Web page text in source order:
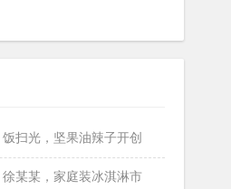
扫光，坚果油辣子开创
某某，家庭装冰淇淋市